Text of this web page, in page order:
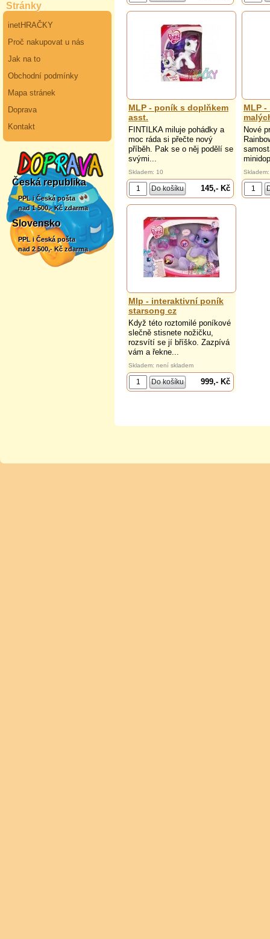
Stránky
inetHRAČKY
Proč nakupovat u nás
Jak na to
Obchodní podmínky
Mapa stránek
Doprava
Kontakt
Česká republika
PPL i Česká pošta
nad 1 500,- Kč zdarma
Slovensko
PPL i Česká pošta
nad 2 500,- Kč zdarma
MLP - poník s doplňkem
asst.
FINTILKA miluje pohádky a
moc ráda si přečte nový
příběh. Pak se o něj podělí se
svými...
Skladem: 10
145,- Kč
MLP
Nové
Mlp - interaktivní poník
starsong cz
Když této roztomilé poníkové
slečně stisnete nožičku,
rozsvítí se jí bříško. Zazpívá
vám a řekne...
Skladem: není skladem
999,- Kč